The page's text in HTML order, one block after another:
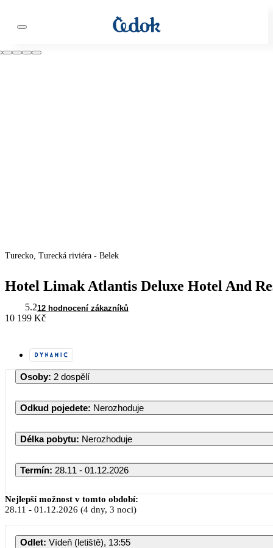
Turecko, Turecká riviéra - Belek
Hotel Limak Atlantis Deluxe Hotel And
5.212 hodnocení zákazníků
10 199 Kč
Osoby: 2 dospělí
Odkud pojedete: Nerozhoduje
Délka pobytu: Nerozhoduje
Termín: 28.11 - 01.12.2026
Listopad 2026
PO ÚT ST ČT PÁ
Nejlepší možnost v tomto období:
28.11 - 01.12.2026 (4 dny, 3 noci)
Odlet: Vídeň (letiště), 13:55